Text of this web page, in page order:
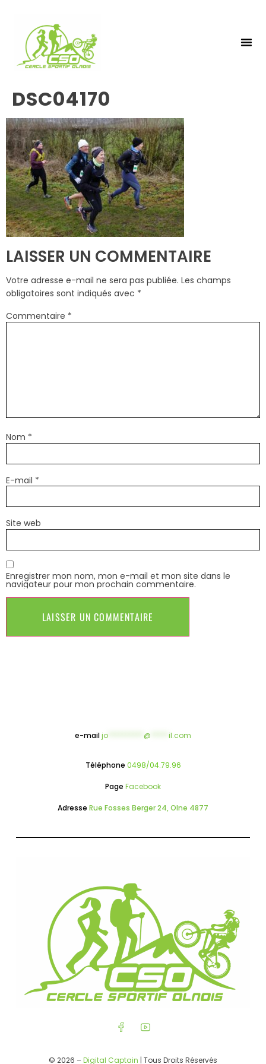
DSC04170
LAISSER UN COMMENTAIRE
Votre adresse e-mail ne sera pas publiée. Les champs
obligatoires sont indiqués avec *
Commentaire *
Nom *
E-mail *
Site web
Enregistrer mon nom, mon e-mail et mon site dans le
navigateur pour mon prochain commentaire.
e-mailjo @ il.com
Téléphone 0498/04.79.96
Page Facebook
Adresse Rue Fosses Berger 24, Olne 4877
© 2026 –Digital Captain | Tous Droits Réservés